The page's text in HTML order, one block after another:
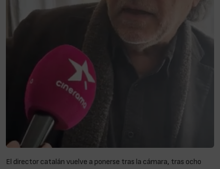
El director catalán vuelve a ponerse tras la cámara, tras ocho